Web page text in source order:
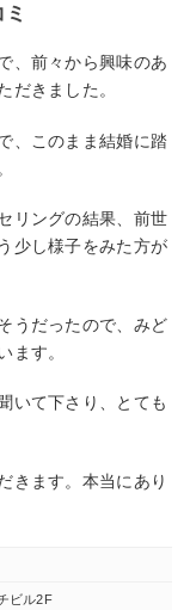
、前々から興味のあ
だきました。
、このまま結婚に踏
リングの結果、前世
少し様子をみた方が
うだったので、みど
ます。
いて下さり、とても
きます。本当にあり
ビル2F